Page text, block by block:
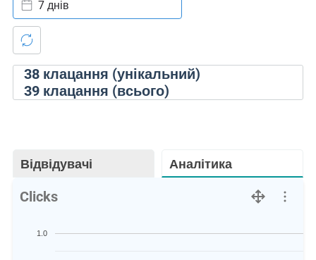
38клацання (унікальний)
39клацання (всього)
7 днів
Відвідувачі Аналітика
Clicks
1.0